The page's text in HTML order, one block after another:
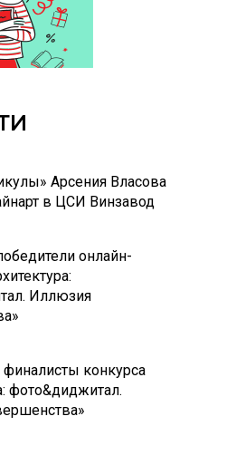
Арсения Власова
в ЦСИ Винзавод
онлайн-
Иллюзия
конкурса
фото&диджитал.